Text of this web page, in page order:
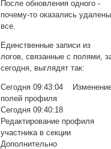
После обновления одного -
почему-то оказались удалены
все.
Единственные записи из
логов, связанные с полями,
сегодня, выглядят так:
Сегодня 09:43:04
полей профиля
Сегодня 09:40:18
Редактирование профиля
участника в секции
Дополнительно